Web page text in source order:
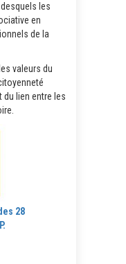
les
en
de la
valeurs du
du lien entre les
28